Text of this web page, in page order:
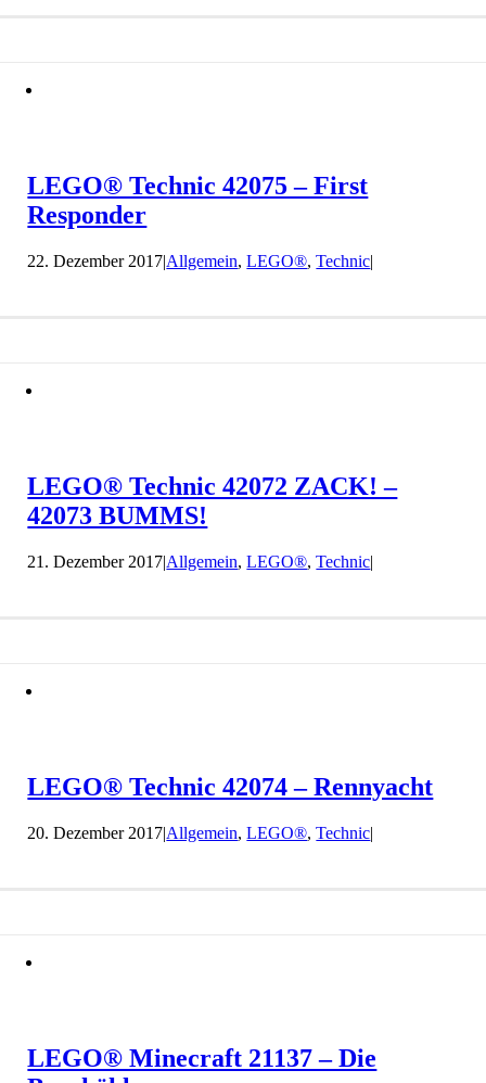
LEGO® Technic 42075 – First
Responder
22. Dezember 2017|Allgemein,LEGO®,Technic|
LEGO® Technic 42072 ZACK! –
42073 BUMMS!
21. Dezember 2017|Allgemein,LEGO®,Technic|
LEGO® Technic 42074 – Rennyacht
20. Dezember 2017|Allgemein,LEGO®,Technic|
LEGO® Minecraft 21137 – Die